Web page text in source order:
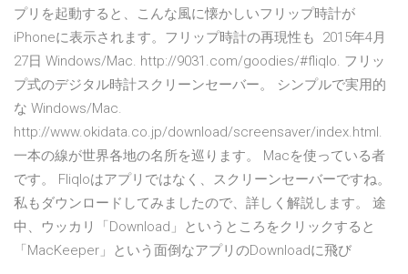
プリを起動すると、こんな風に懐かしいフリップ時計が
iPhoneに表示されます。フリップ時計の再現性も 2015年4月
27日 Windows/Mac. http://9031.com/goodies/#fliqlo. フリッ
プ式のデジタル時計スクリーンセーバー。 シンプルで実用的
な Windows/Mac.
http://www.okidata.co.jp/download/screensaver/index.html.
一本の線が世界各地の名所を巡ります。 Macを使っている者
です。 Fliqloはアプリではなく、スクリーンセーバーですね。
私もダウンロードしてみましたので、詳しく解説します。 途
中、ウッカリ「Download」というところをクリックすると
「MacKeeper」という面倒なアプリのDownloadに飛び